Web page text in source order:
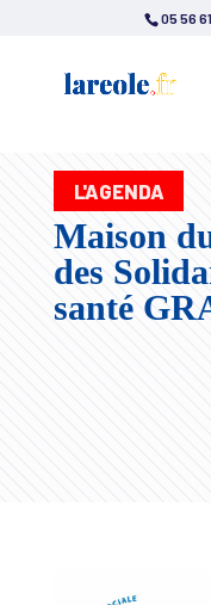
05 56 61
L'AGENDA
Maison
des
santé